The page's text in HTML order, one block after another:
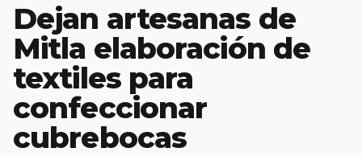
Dejan artesanas de
Mitla elaboración de
textiles para
confeccionar
cubrebocas